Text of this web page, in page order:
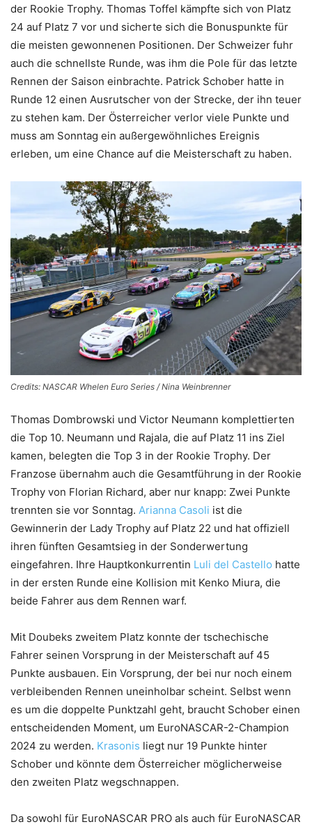
der Rookie Trophy. Thomas Toffel kämpfte sich von Platz
24 auf Platz 7 vor und sicherte sich die Bonuspunkte für
die meisten gewonnenen Positionen. Der Schweizer fuhr
auch die schnellste Runde, was ihm die Pole für das letzte
Rennen der Saison einbrachte. Patrick Schober hatte in
Runde 12 einen Ausrutscher von der Strecke, der ihn teuer
zu stehen kam. Der Österreicher verlor viele Punkte und
muss am Sonntag ein außergewöhnliches Ereignis
erleben, um eine Chance auf die Meisterschaft zu haben.
Credits: NASCAR Whelen Euro Series / Nina Weinbrenner
Thomas Dombrowski und Victor Neumann komplettierten
die Top 10. Neumann und Rajala, die auf Platz 11 ins Ziel
kamen, belegten die Top 3 in der Rookie Trophy. Der
Franzose übernahm auch die Gesamtführung in der Rookie
Trophy von Florian Richard, aber nur knapp: Zwei Punkte
trennten sie vor Sonntag. Arianna Casoli ist die
Gewinnerin der Lady Trophy auf Platz 22 und hat offiziell
ihren fünften Gesamtsieg in der Sonderwertung
eingefahren. Ihre Hauptkonkurrentin Luli del Castello hatte
in der ersten Runde eine Kollision mit Kenko Miura, die
beide Fahrer aus dem Rennen warf.
Mit Doubeks zweitem Platz konnte der tschechische
Fahrer seinen Vorsprung in der Meisterschaft auf 45
Punkte ausbauen. Ein Vorsprung, der bei nur noch einem
verbleibenden Rennen uneinholbar scheint. Selbst wenn
es um die doppelte Punktzahl geht, braucht Schober einen
entscheidenden Moment, um EuroNASCAR-2-Champion
2024 zu werden. Krasonis liegt nur 19 Punkte hinter
Schober und könnte dem Österreicher möglicherweise
den zweiten Platz wegschnappen.
Da sowohl für EuroNASCAR PRO als auch für EuroNASCAR